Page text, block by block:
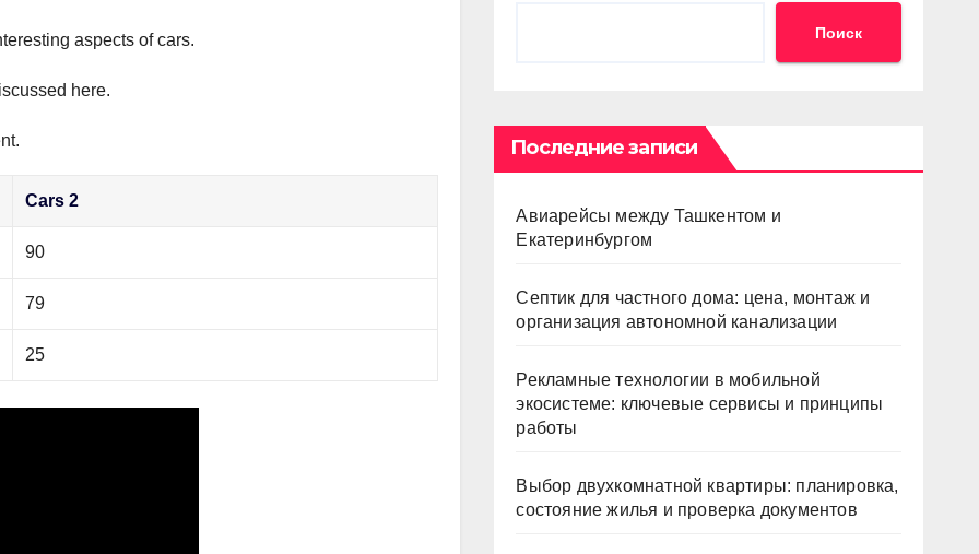
aspects of cars.
here.
Cars 2
90
79
25
Поиск
Последние записи
Авиарейсы между Ташкентом и
Екатеринбургом
Септик для частного дома: цена, монтаж и
организация автономной канализации
Рекламные технологии в мобильной
экосистеме: ключевые сервисы и принципы
работы
Выбор двухкомнатной квартиры: планировка,
состояние жилья и проверка документов